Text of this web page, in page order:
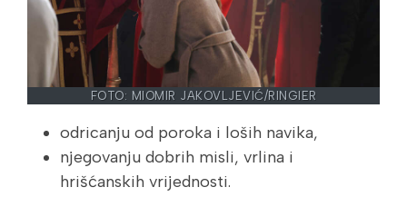
FOTO: MIOMIR JAKOVLJEVIĆ/RINGIER
odricanju od poroka i loših navika,
njegovanju dobrih misli, vrlina i
hrišćanskih vrijednosti.